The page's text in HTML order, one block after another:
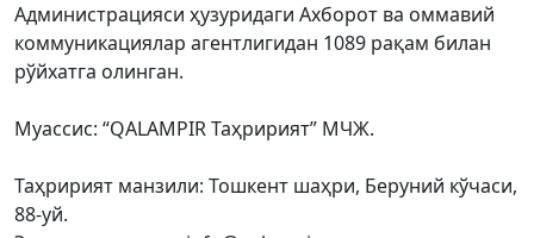
Администрацияси ҳузуридаги Ахборот ва оммавий
коммуникациялар агентлигидан 1089 рақам билан
рўйхатга олинган.
Муассис: “QALAMPIR Таҳририят” МЧЖ.
Таҳририят манзили: Тошкент шаҳри, Беруний кўчаси,
88-уй.